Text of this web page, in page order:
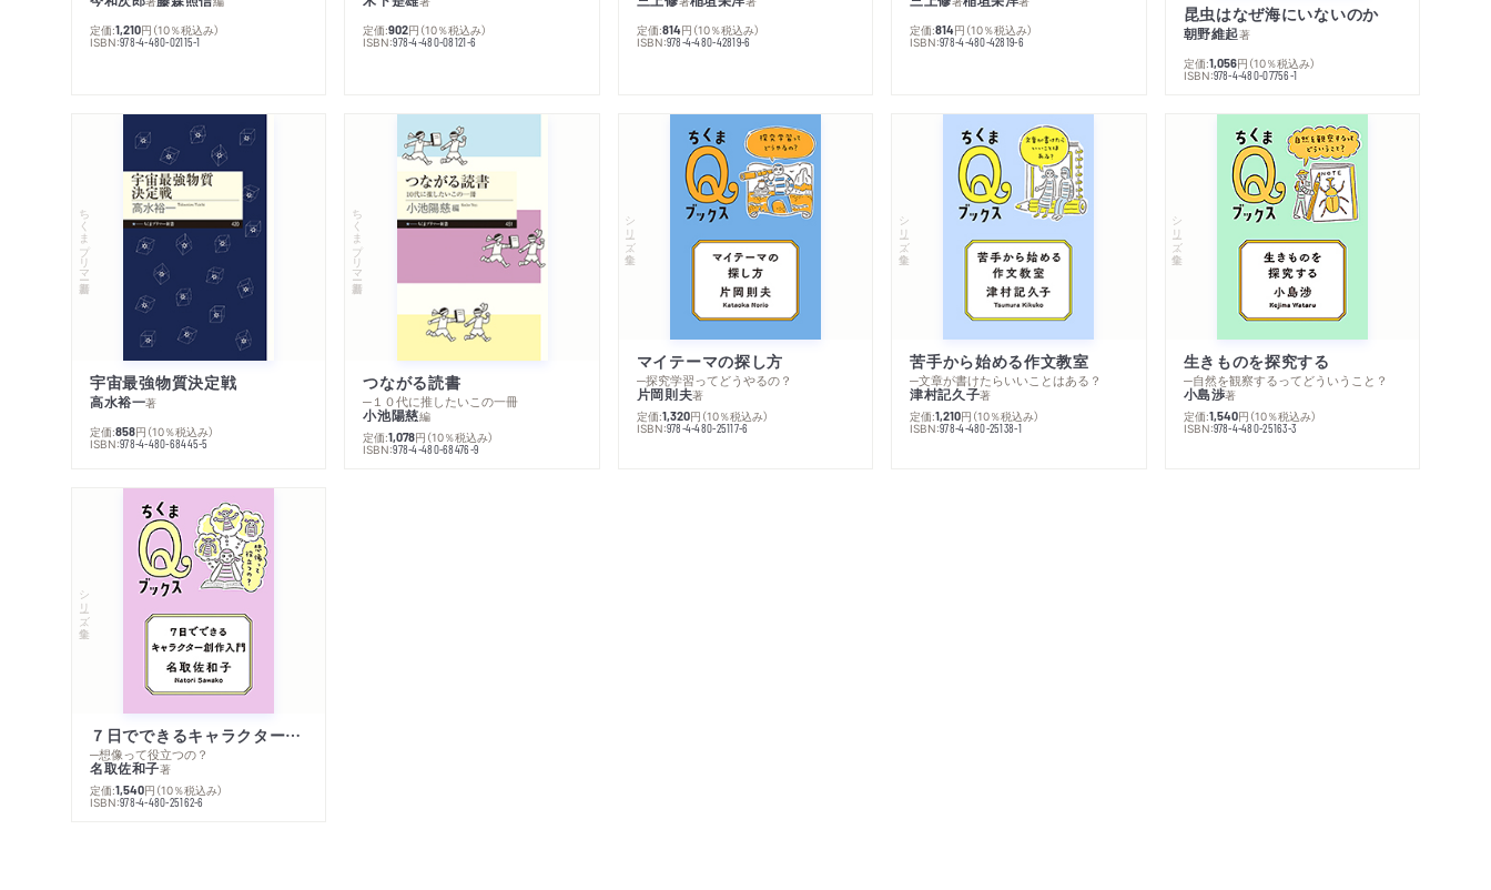
定価:1,210円 （10％税込み）
ISBN:978-4-480-02115-1
定価:902円 （10％税込み）
ISBN:978-4-480-08121-6
定価:814円 （10％税込み）
ISBN:978-4-480-42819-6
定価:814円 （10％税込み）
ISBN:978-4-480-42819-6
昆虫はなぜ海にいないのか
朝野維起著
定価:1,056円 （10％税込み）
ISBN:978-4-480-07756-1
ちくまプリマー新書
宇宙最強物質決定戦
高水裕一著
定価:858円 （10％税込み）
ISBN:978-4-480-68445-5
ちくまプリマー新書
つながる読書
─１０代に推したいこの一冊
小池陽慈編
定価:1,078円 （10％税込み）
ISBN:978-4-480-68476-9
シリーズ・全集
マイテーマの探し方
─探究学習ってどうやるの？
片岡則夫著
定価:1,320円 （10％税込み）
ISBN:978-4-480-25117-6
シリーズ・全集
苦手から始める作文教室
─文章が書けたらいいことはある？
津村記久子著
定価:1,210円 （10％税込み）
ISBN:978-4-480-25138-1
シリーズ・全集
生きものを探究する
─自然を観察するってどういうこと？
小島渉著
定価:1,540円 （10％税込み）
ISBN:978-4-480-25163-3
シリーズ・全集
７日でできるキャラクター創作入門
─想像って役立つの？
名取佐和子著
定価:1,540円 （10％税込み）
ISBN:978-4-480-25162-6